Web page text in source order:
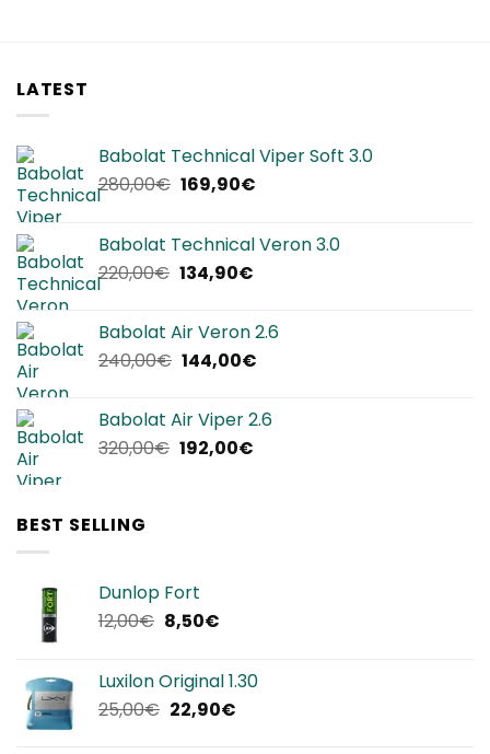
LATEST
Babolat Technical Viper Soft 3.0
280,00€ Il
era:
280,00€.
169,90€Il
è:
Babolat Technical Veron 3.0
220,00€ Il
era:
220,00€.
134,90€Il
è:
134,90€.
Babolat Air Veron 2.6
240,00€ Il
era:
240,00€.
144,00€Il
è:
Babolat Air Viper 2.6
320,00€ Il
192,00€Il
BEST SELLING
Dunlop Fort
12,00€ Il
era:
12,00€.
8,50€Il
è:
8,50€.
Luxilon Original 1.30
25,00€ Il
22,90€Il